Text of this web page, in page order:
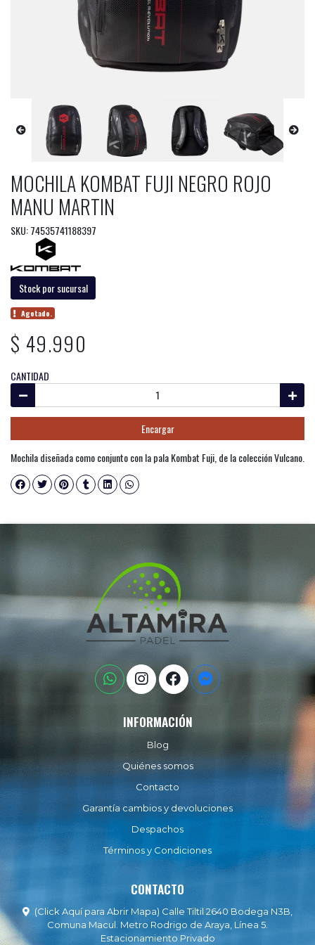
MOCHILA KOMBAT FUJI NEGRO ROJO
MANU MARTIN
SKU: 74535741188397
Stock por sucursal
Agotado.
$ 49.990
CANTIDAD
Encargar
Mochila diseñada como conjunto con la pala Kombat Fuji, de la colección Vulcano.
INFORMACIÓN
Blog
Quiénes somos
Contacto
Garantía cambios y devoluciones
Despachos
Términos y Condiciones
CONTACTO
(Click Aquí para Abrir Mapa) Calle Tiltil 2640 Bodega N3B,
Comuna Macul. Metro Rodrigo de Araya, Línea 5.
Estacionamiento Privado